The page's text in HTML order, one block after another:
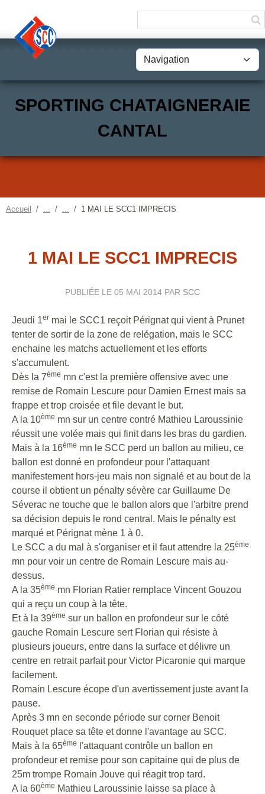
SPORTING CHATAIGNERAIE
CANTAL
Accueil 1 MAI LE SCC1 IMPRECIS
1 MAI LE SCC1 IMPRECIS
PUBLIÉE LE 05 MAI 2014 PAR SCC
Jeudi 1er mai le SCC1 reçoit Pérignat qui vient à Prunet
tenter de sortir de la zone de relégation, mais le SCC
enchaine les matchs actuellement et les efforts
s'accumulent.
Dès la 7ème mn c'est la première offensive avec une
remise de Romain Lescure pour Damien Ernest mais sa
frappe et trop croisée et file devant le but.
A la 10ème mn sur un centre contré Mathieu Laroussinie
réussit une volée mais qui finit dans les bras du gardien.
Mais à la 16ème mn le SCC perd un ballon au milieu, ce
ballon est donné en profondeur pour l'attaquant
manifestement hors-jeu mais non signalé et au bout de la
course il obtient un pénalty sévère car Guillaume De
Séverac ne touche que le ballon alors que l'arbitre prend
sa décision depuis le rond central. Mais le pénalty est
marqué et Pérignat mène 1 à 0.
Le SCC a du mal à s'organiser et il faut attendre la 25ème
mn pour voir un centre de Romain Lescure mais au-
dessus.
A la 35ème mn Florian Ratier remplace Vincent Gouzou
qui a reçu un coup à la tête.
Et à la 39ème sur un ballon en profondeur sur le côté
gauche Romain Lescure sert Florian qui résiste à
plusieurs joueurs, entre dans la surface et délivre un
centre en retrait parfait pour Victor Picaronie qui marque
facilement.
Romain Lescure écope d'un avertissement juste avant la
pause.
Après 3 mn en seconde période sur corner Benoit
Rouquet place sa tête et donne l'avantage au SCC.
Mais à la 65ème
l'attaquant contrôle un ballon en
profondeur et remise pour son capitaine qui de plus de
25m trompe Romain Jouve qui réagit trop tard.
A la 60ème Mathieu Laroussinie laisse sa place à